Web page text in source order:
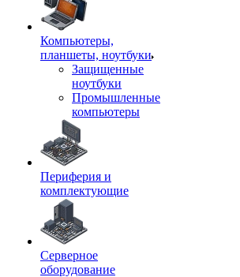
Компьютеры,
планшеты, ноутбуки
Защищенные
ноутбуки
Промышленные
компьютеры
Периферия и
комплектующие
Серверное
оборудование